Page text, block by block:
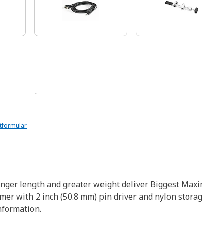
.
length and greater weight deliver Biggest
with 2 inch (50.8 mm) pin driver and nylon